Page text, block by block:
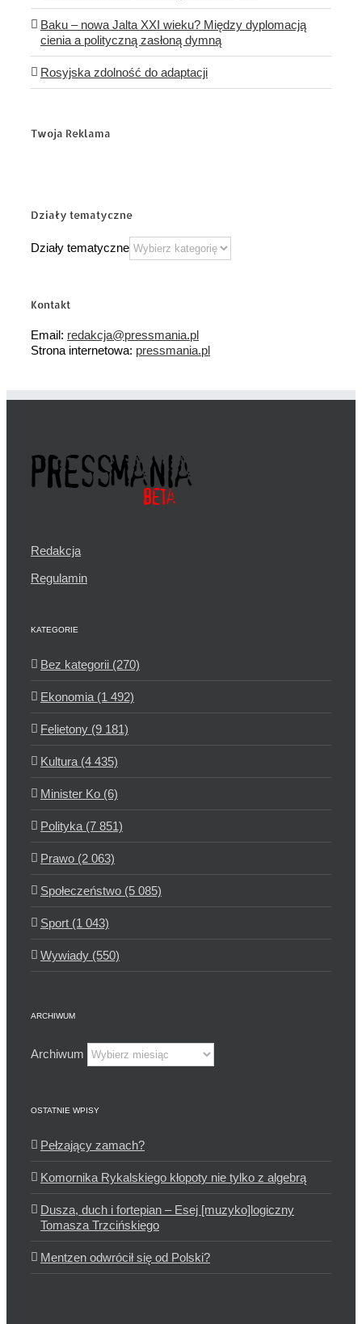
Baku – nowa Jalta XXI wieku? Między dyplomacją
cienia a polityczną zasłoną dymną
Rosyjska zdolność do adaptacji
Twoja Reklama
Działy tematyczne
Działy tematyczne
Kontakt
Email: redakcja@pressmania.pl
Strona internetowa: pressmania.pl
Redakcja
Regulamin
KATEGORIE
Bez kategorii (270)
Ekonomia (1 492)
Felietony (9 181)
Kultura (4 435)
Minister Ko (6)
Polityka (7 851)
Prawo (2 063)
Społeczeństwo (5 085)
Sport (1 043)
Wywiady (550)
ARCHIWUM
Archiwum
OSTATNIE WPISY
Pełzający zamach?
Komornika Rykalskiego kłopoty nie tylko z algebrą
Dusza, duch i fortepian – Esej [muzyko]logiczny
Tomasza Trzcińskiego
Mentzen odwrócił się od Polski?